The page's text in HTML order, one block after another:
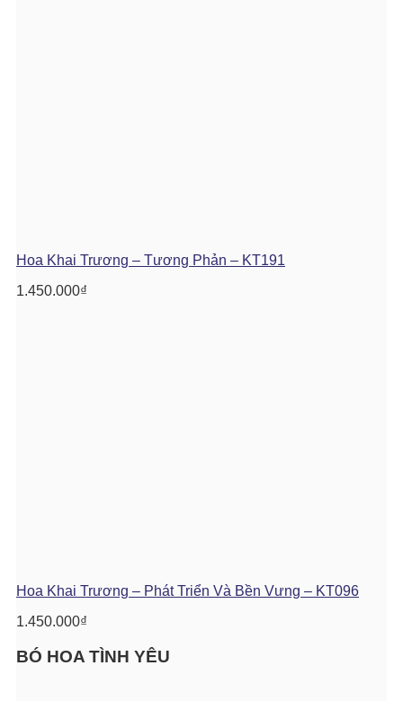
Hoa Khai Trương – Tương Phản – KT191
1.450.000₫
Hoa Khai Trương – Phát Triển Và Bền Vưng – KT096
1.450.000₫
BÓ HOA TÌNH YÊU